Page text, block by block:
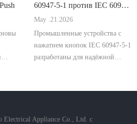
Push
срок
60947-5-1 против IEC 60947-
5-5
May .21.2026
Промышленные устройства с
нажатием кнопок IEC 60947-5-1
разработаны для надёжной
соответствуют международным
напряжению, току, категориям
Electrical Appliance Co., Ltd. с